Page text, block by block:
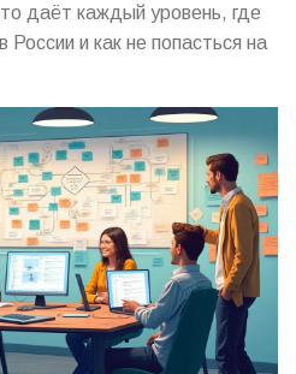
даёт каждый уровень, где
и как не попасться на